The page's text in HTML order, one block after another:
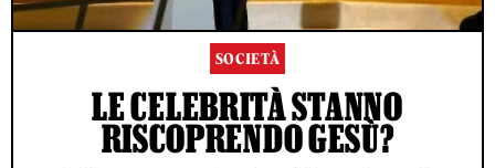
SOCIETÀ
LE CELEBRITÀ STANNO
RISCOPRENDO GESÙ?